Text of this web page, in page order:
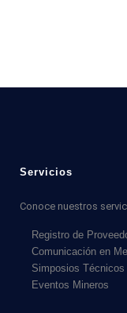
Servicios
Conoce nuestros
Registro de
Comunicación en
Simposios Técnicos
Eventos Mineros